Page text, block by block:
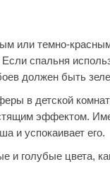
или темно-
спальня
должен быть
в детской
эффектом.
и успокаивает его.
и голубые цвета,